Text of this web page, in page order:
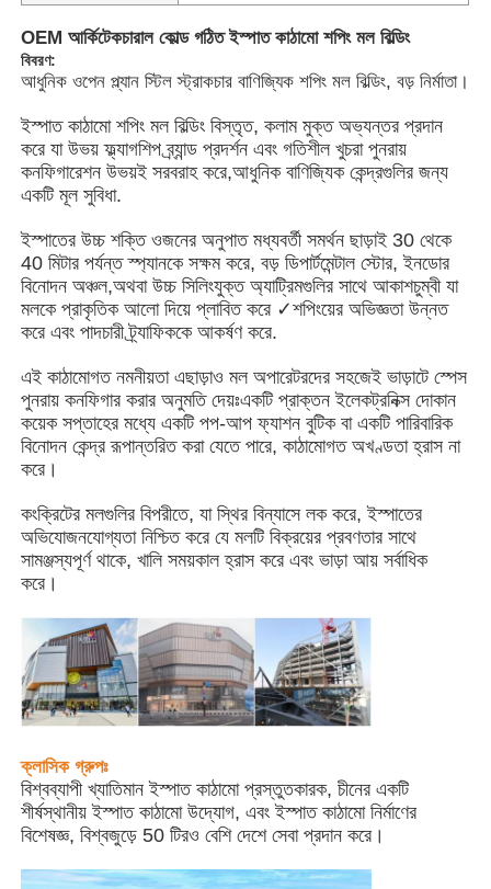
পণ্য
ভিডিও
আমাদের সম্পর্কে
কারখানা ভ্রমণ
মান নিয়ন্ত্রণ
আমাদের সাথে যোগাযোগ করুন
খবর
OEM আর্কিটেকচারাল কোল্ড গঠিত ইস্পাত কাঠামো শপিং মল বিল্ডিং
বিবরণ:
আধুনিক ওপেন প্ল্যান স্টিল স্ট্রাকচার বাণিজ্যিক শপিং মল বিল্ডিং, বড় নির্মাতা।
ইস্পাত কাঠামো শপিং মল বিল্ডিং বিস্তৃত, কলাম মুক্ত অভ্যন্তর প্রদান
করে যা উভয় ফ্ল্যাগশিপ ব্র্যান্ড প্রদর্শন এবং গতিশীল খুচরা পুনরায়
কনফিগারেশন উভয়ই সরবরাহ করে,আধুনিক বাণিজ্যিক কেন্দ্রগুলির জন্য
একটি মূল সুবিধা.
ইস্পাতের উচ্চ শক্তি ওজনের অনুপাত মধ্যবর্তী সমর্থন ছাড়াই 30 থেকে
40 মিটার পর্যন্ত স্প্যানকে সক্ষম করে, বড় ডিপার্টমেন্টাল স্টোর, ইনডোর
বিনোদন অঞ্চল,অথবা উচ্চ সিলিংযুক্ত অ্যাট্রিমগুলির সাথে আকাশচুম্বী যা
মলকে প্রাকৃতিক আলো দিয়ে প্লাবিত করে ✓শপিংয়ের অভিজ্ঞতা উন্নত
করে এবং পাদচারী ট্র্যাফিককে আকর্ষণ করে.
এই কাঠামোগত নমনীয়তা এছাড়াও মল অপারেটরদের সহজেই ভাড়াটে স্পেস
পুনরায় কনফিগার করার অনুমতি দেয়ঃএকটি প্রাক্তন ইলেকট্রনিক্স দোকান
কয়েক সপ্তাহের মধ্যে একটি পপ-আপ ফ্যাশন বুটিক বা একটি পারিবারিক
বিনোদন কেন্দ্র রূপান্তরিত করা যেতে পারে, কাঠামোগত অখণ্ডতা হ্রাস না
করে।
কংক্রিটের মলগুলির বিপরীতে, যা স্থির বিন্যাসে লক করে, ইস্পাতের
অভিযোজনযোগ্যতা নিশ্চিত করে যে মলটি বিক্রয়ের প্রবণতার সাথে
সামঞ্জস্যপূর্ণ থাকে, খালি সময়কাল হ্রাস করে এবং ভাড়া আয় সর্বাধিক
করে।
ক্লাসিক গ্রুপঃ
বিশ্বব্যাপী খ্যাতিমান ইস্পাত কাঠামো প্রস্তুতকারক, চীনের একটি
শীর্ষস্থানীয় ইস্পাত কাঠামো উদ্যোগ, এবং ইস্পাত কাঠামো নির্মাণের
বিশেষজ্ঞ, বিশ্বজুড়ে 50 টিরও বেশি দেশে সেবা প্রদান করে।